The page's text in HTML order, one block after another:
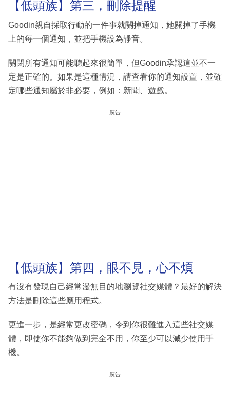
【低頭族】第三，刪除提醒
Goodin親自採取行動的一件事就關掉通知，她關掉了手機
上的每一個通知，並把手機設為靜音。
關閉所有通知可能聽起來很簡單，但Goodin承認這並不一
定是正確的。如果是這種情況，請查看你的通知設置，並確
定哪些通知屬於非必要，例如：新聞、遊戲。
廣告
【低頭族】第四，眼不見，心不煩
有沒有發現自己經常漫無目的地瀏覽社交媒體？最好的解決
方法是刪除這些應用程式。
更進一步，是經常更改密碼，令到你很難進入這些社交媒
體，即使你不能夠做到完全不用，你至少可以減少使用手
機。
廣告